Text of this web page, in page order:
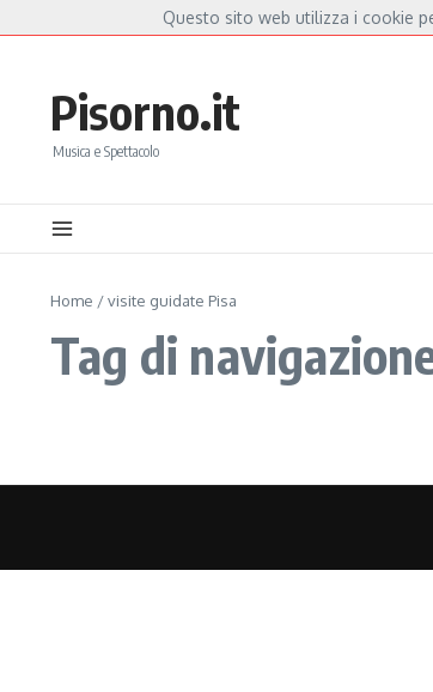
Fiorella Mannoia, a Capannori nasce “Anime Salve”: la data
Pisorno.it
Musica e Spettacolo
Home /visite guidate Pisa
Tag di
Questo sito web utilizza i cookie